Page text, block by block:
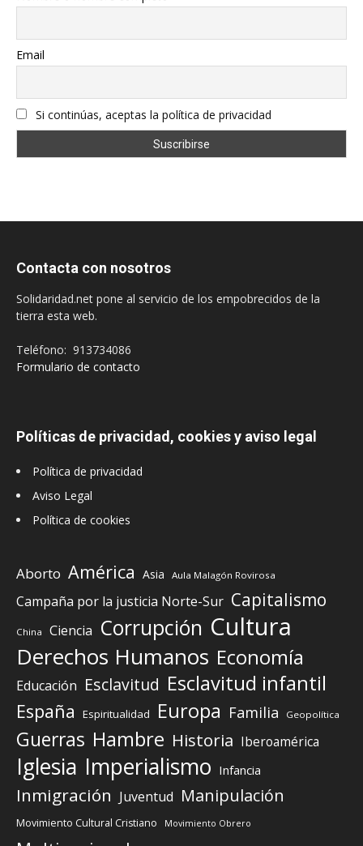
Email
Si continúas, aceptas la política de privacidad
Contacta con nosotros
Solidaridad.net pone al servicio de los empobrecidos de la
tierra esta web.
Teléfono: 913734086
Formulario de contacto
Políticas de privacidad, cookies y aviso legal
Política de privacidad
Aviso Legal
Política de cookies
Aborto América Asia Aula Malagón Rovirosa
Campaña por la justicia Norte-Sur Capitalismo
China Ciencia Corrupción Cultura
Derechos Humanos Economía
Educación Esclavitud Esclavitud infantil
España Espiritualidad Europa Familia Geopolítica
Guerras Hambre Historia Iberoamérica
Iglesia Imperialismo Infancia
Inmigración Juventud Manipulación
Movimiento Cultural Cristiano Movimiento Obrero